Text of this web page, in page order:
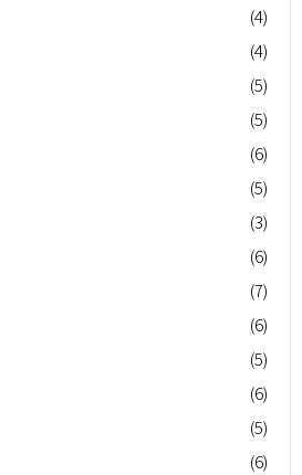
(4)
(4)
(5)
(5)
(6)
(5)
(3)
(6)
(7)
(6)
(5)
(6)
(5)
(6)